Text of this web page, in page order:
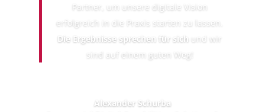
Partner, um unsere digitale Vision
erfolgreich in die Praxis starten zu lassen.
Die Ergebnisse sprechen für sich
und wir
sind auf einem guten Weg!
Alexander Schurba